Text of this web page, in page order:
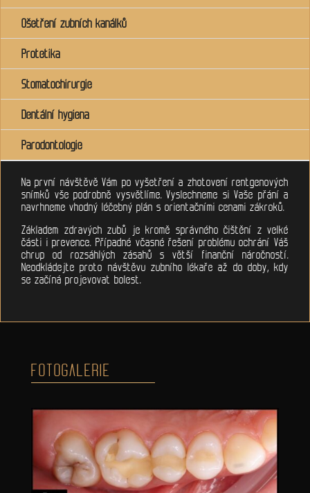
Ošetření zubních kanálků
Protetika
Stomatochirurgie
Dentální hygiena
Parodontologie
Na první návštěvě Vám po vyšetření a zhotovení rentgenových
snímků vše podrobně vysvětlíme. Vyslechneme si Vaše přání a
navrhneme vhodný léčebný plán s orientačními cenami zákroků.
Základem zdravých zubů je kromě správného čištění z velké
části i prevence. Případné včasné řešení problému ochrání Váš
chrup od rozsáhlých zásahů s větší finanční náročností.
Neodkládejte proto návštěvu zubního lékaře až do doby, kdy
se začíná projevovat bolest.
FOTOGALERIE